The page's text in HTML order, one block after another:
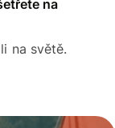
na
na světě.